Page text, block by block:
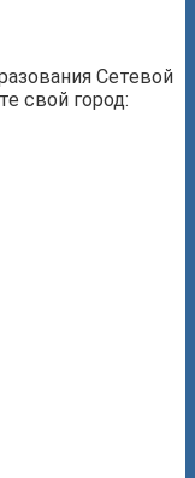
Сетевой
свой город: